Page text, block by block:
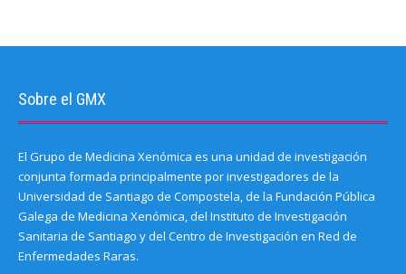
Sobre el GMX
El Grupo de Medicina Xenómica es una unidad de investigación
conjunta formada principalmente por investigadores de la
Universidad de Santiago de Compostela, de la Fundación Pública
Galega de Medicina Xenómica, del Instituto de Investigación
Sanitaria de Santiago y del Centro de Investigación en Red de
Enfermedades Raras.